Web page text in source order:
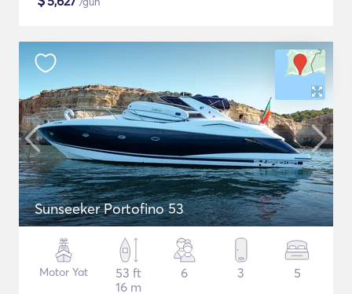
Sunseeker Portofino 53
Motor Yat
53 ft
16 m
6 3 5